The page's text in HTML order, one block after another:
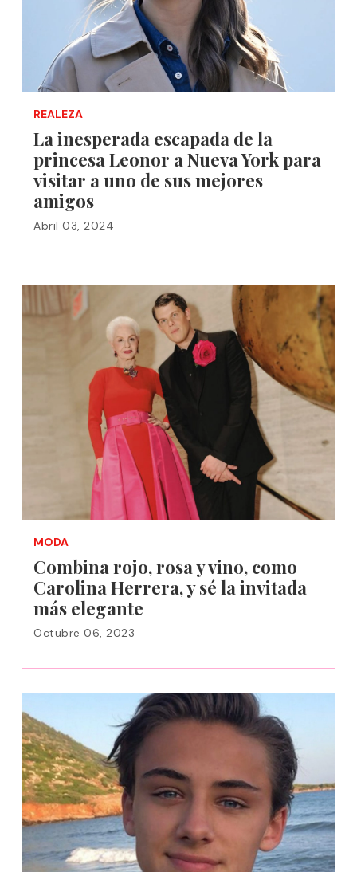
REALEZA
La inesperada escapada de la
princesa Leonor a Nueva York para
visitar a uno de sus mejores
amigos
Abril 03, 2024
MODA
Combina rojo, rosa y vino, como
Carolina Herrera, y sé la invitada
más elegante
Octubre 06, 2023